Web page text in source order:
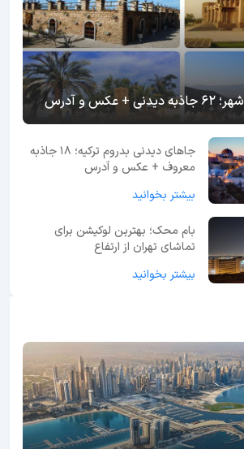
و آدرس
جاهای دیدنی بدروم ترکیه؛ 18 جاذبه
معروف + عکس و آدرس
بیشتر بخوانید
بام محک؛ بهترین لوکیشن برای
تماشای تهران از ارتفاع
بیشتر بخوانید